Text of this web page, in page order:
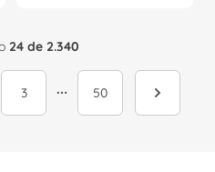
24 de 2.340
3 50